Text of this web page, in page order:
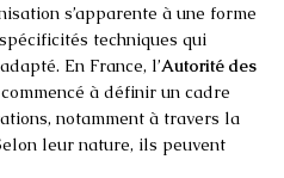
s’apparente à une forme
techniques qui
En France, l’Autorité des
à définir un cadre
notamment à travers la
leur nature, ils peuvent